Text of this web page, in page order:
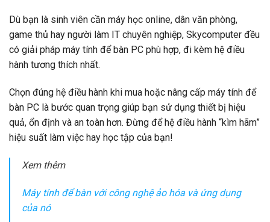
Dù bạn là sinh viên cần máy học online, dân văn phòng,
game thủ hay người làm IT chuyên nghiệp, Skycomputer đều
có giải pháp máy tính để bàn PC phù hợp, đi kèm hệ điều
hành tương thích nhất.
Chọn đúng hệ điều hành khi mua hoặc nâng cấp máy tính để
bàn PC là bước quan trọng giúp bạn sử dụng thiết bị hiệu
quả, ổn định và an toàn hơn. Đừng để hệ điều hành “kìm hãm”
hiệu suất làm việc hay học tập của bạn!
Xem thêm
Máy tính để bàn với công nghệ ảo hóa và ứng dụng
của nó